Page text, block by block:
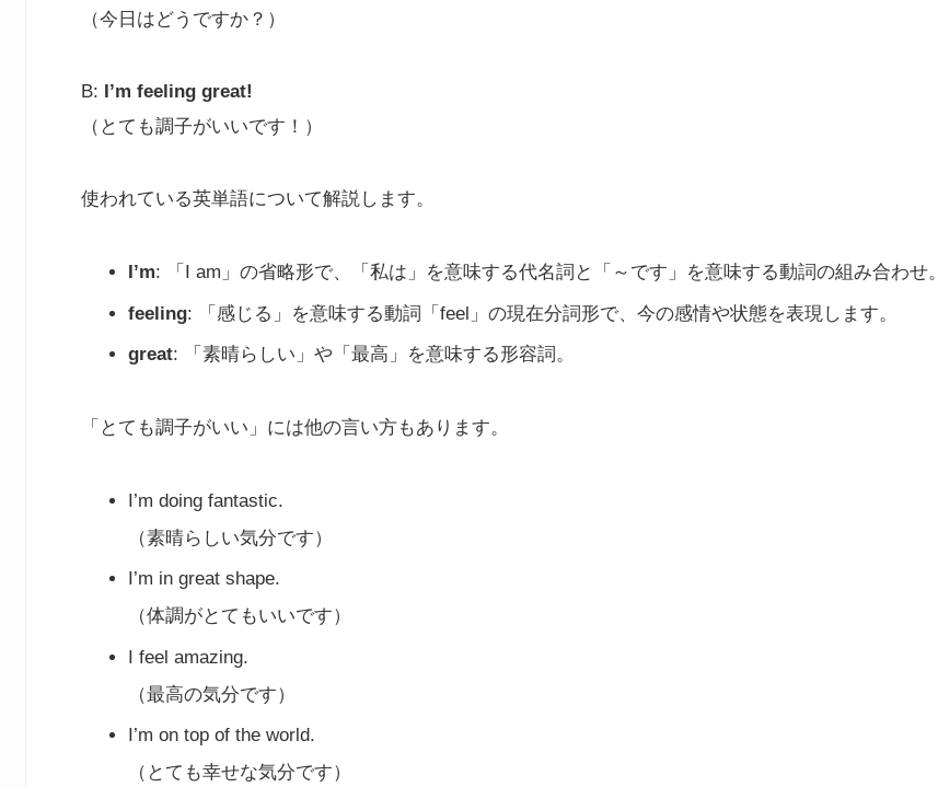
（今日はどうですか？）
B:
I’m feeling great!
（とても調子がいいです！）
使われている英単語について解説します。
I’m: 「I am」の省略形で、「私は」を意味する代名詞と「～です」を意味する動詞の組み合わせ。
feeling: 「感じる」を意味する動詞「feel」の現在分詞形で、今の感情や状態を表現します。
great: 「素晴らしい」や「最高」を意味する形容詞。
「とても調子がいい」には他の言い方もあります。
I’m doing fantastic.
（素晴らしい気分です）
I’m in great shape.
（体調がとてもいいです）
I feel amazing.
（最高の気分です）
I’m on top of the world.
（とても幸せな気分です）